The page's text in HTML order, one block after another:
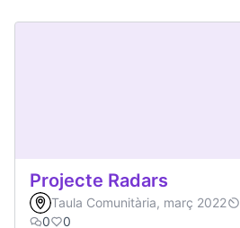
Projecte Radars
Taula Comunitària, març 2022
0
0